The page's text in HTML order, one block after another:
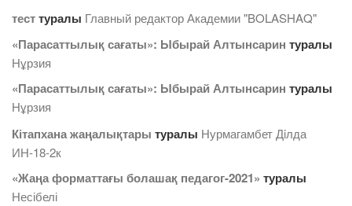
тесттуралы Главный редактор Академии "BOLASHAQ"
«Парасаттылық сағаты»: Ыбырай Алтынсарин туралы
Нұрзия
«Парасаттылық сағаты»: Ыбырай Алтынсарин туралы
Нұрзия
Кітапхана жаңалықтары туралы Нурмагамбет Дiлда
ИН-18-2к
«Жаңа форматтағы болашақ педагог-2021» туралы
Несібелі